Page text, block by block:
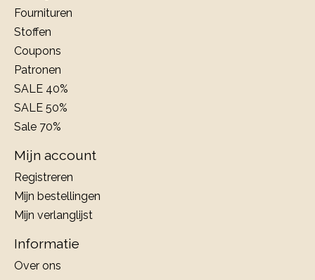
Fournituren
Stoffen
Coupons
Patronen
SALE 40%
SALE 50%
Sale 70%
Mijn account
Registreren
Mijn bestellingen
Mijn verlanglijst
Informatie
Over ons